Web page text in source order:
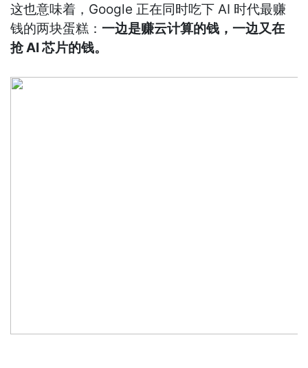
这也意味着，Google 正在同时吃下 AI 时代最赚
钱的两块蛋糕：一边是赚云计算的钱，一边又在
抢 AI 芯片的钱。